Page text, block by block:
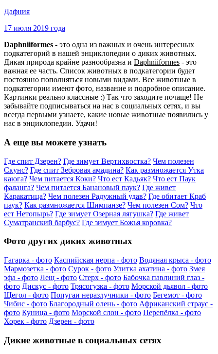
Дафния
17 июля 2019 года
Daphniiformes - это одна из важных и очень интересных
подкатегорий в нашей энциклопедии о диких животных.
Дикая природа крайне разнообразна и Daphniiformes - это
важная ее часть. Список животных в подкатегории будет
постоянно пополняться новыми видами. Все животные в
подкатегории имеют фото, название и подробное описание.
Картинки реально классные :) Так что заходите почаще! Не
забывайте подписываться на нас в социальных сетях, и вы
всегда первыми узнаете, какие новые животные появились у
нас в энциклопедии. Удачи!
А еще вы можете узнать
Где спит Дзерен? Где зимует Вертихвостка? Чем полезен
Скунс? Где спит Зебровая амадина? Как размножается Утка
каюга? Чем питается Коки? Что ест Кадьяк? Что ест Паук
фаланга? Чем питается Банановый паук? Где живет
Каракатица? Чем полезен Радужный удав? Где обитает Краб
паук? Как размножается Шимпанзе? Чем полезен Сом? Что
ест Нетопырь? Где зимует Озерная лягушка? Где живет
Суматранский барбус? Где зимует Божья коровка?
Фото других диких животных
Гагарка - фото Каспийская нерпа - фото Водяная крыса - фото
Мармозетка - фото Сурок - фото Улитка ахатина - фото Змея
эфа - фото Лещ - фото Стерх - фото Бабочка павлиний глаз -
фото Дискус - фото Трясогузка - фото Морской дьявол - фото
Щегол - фото Попугаи неразлучники - фото Бегемот - фото
Чибис - фото Благородный олень - фото Африканский страус -
фото Куница - фото Морской слон - фото Перепёлка - фото
Хорек - фото Дзерен - фото
Дикие животные в социальных сетях